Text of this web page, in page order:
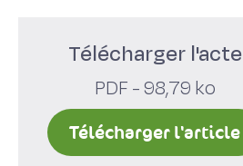
Télécharger l'acte
PDF - 98,79 ko
Télécharger l'article